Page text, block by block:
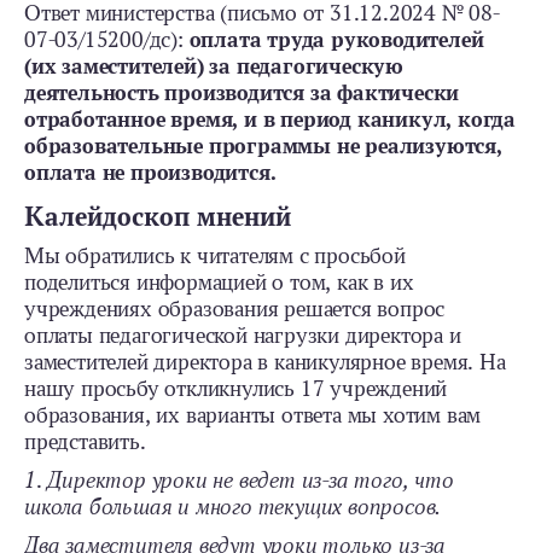
Ответ министерства (письмо от 31.12.2024 № 08-
07-03/15200/дс): оплата труда руководителей
(их заместителей) за педагогическую
деятельность производится за фактически
отработанное время, и в период каникул, когда
образовательные программы не реализуются,
оплата не производится.
Калейдоскоп мнений
Мы обратились к читателям с просьбой
поделиться информацией о том, как в их
учреждениях образования решается вопрос
оплаты педагогической нагрузки директора и
заместителей директора в каникулярное время. На
нашу просьбу откликнулись 17 учреждений
образования, их варианты ответа мы хотим вам
представить.
1.Директор уроки не ведет из-за того, что
школа большая и много текущих вопросов.
Два заместителя ведут уроки только из-за